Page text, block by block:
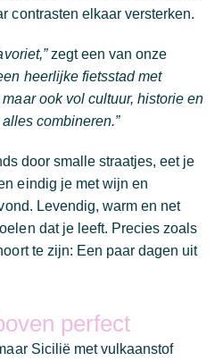
contrasten elkaar versterken.
zegt een van onze
heerlijke fietsstad met
ook vol cultuur, historie en
combineren.”
door smalle straatjes, eet je
eindig je met wijn en
Levendig, warm en net
dat je leeft. Precies zoals
te zijn: Een paar dagen uit
perfect
Sicilië met vulkaanstof